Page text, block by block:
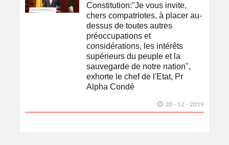
Constitution:"Je vous invite,
chers compatriotes, à placer au-
dessus de toutes autres
préoccupations et
considérations, les intérêts
supérieurs du peuple et la
sauvegarde de notre nation",
exhorte le chef de l'Etat, Pr
Alpha Condé
20 - 12 - 2019